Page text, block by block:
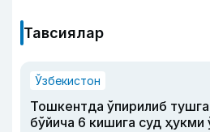
Тавсиялар
Ўзбекистон
Тошкентда ўпирилиб
бўйича 6 кишига суд ҳукми